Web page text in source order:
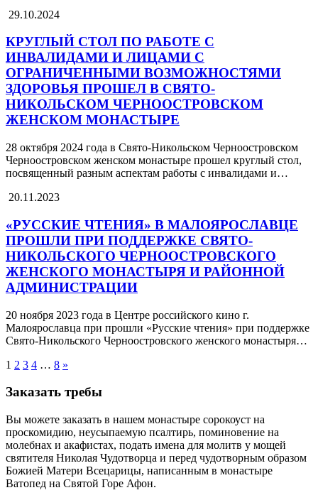
29.10.2024
КРУГЛЫЙ СТОЛ ПО РАБОТЕ С
ИНВАЛИДАМИ И ЛИЦАМИ С
ОГРАНИЧЕННЫМИ ВОЗМОЖНОСТЯМИ
ЗДОРОВЬЯ ПРОШЕЛ В СВЯТО-
НИКОЛЬСКОМ ЧЕРНООСТРОВСКОМ
ЖЕНСКОМ МОНАСТЫРЕ
28 октября 2024 года в Свято-Никольском Черноостровском
Черноостровском женском монастыре прошел круглый стол,
посвященный разным аспектам работы с инвалидами и…
20.11.2023
«РУССКИЕ ЧТЕНИЯ» В МАЛОЯРОСЛАВЦЕ
ПРОШЛИ ПРИ ПОДДЕРЖКЕ СВЯТО-
НИКОЛЬСКОГО ЧЕРНООСТРОВСКОГО
ЖЕНСКОГО МОНАСТЫРЯ И РАЙОННОЙ
АДМИНИСТРАЦИИ
20 ноября 2023 года в Центре российского кино г.
Малоярославца при прошли «Русские чтения» при поддержке
Свято-Никольского Черноостровского женского монастыря…
1 2 3 4 … 8 »
Заказать требы
Вы можете заказать в нашем монастыре сорокоуст на
проскомидию, неусыпаемую псалтирь, поминовение на
молебнах и акафистах, подать имена для молитв у мощей
святителя Николая Чудотворца и перед чудотворным образом
Божией Матери Всецарицы, написанным в монастыре
Ватопед на Святой Горе Афон.